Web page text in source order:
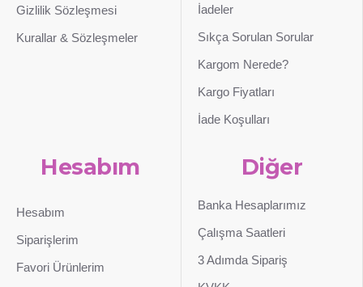
Gizlilik Sözleşmesi
Kurallar & Sözleşmeler
İadeler
Sıkça Sorulan Sorular
Kargom Nerede?
Kargo Fiyatları
İade Koşulları
Hesabım
Hesabım
Siparişlerim
Favori Ürünlerim
Diğer
Banka Hesaplarımız
Çalışma Saatleri
3 Adımda Sipariş